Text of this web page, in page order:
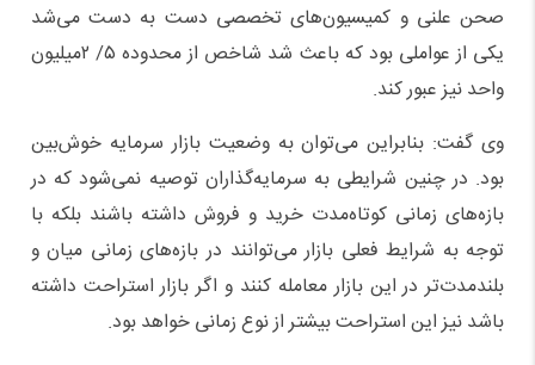
صحن علنی و کمیسیون‌های تخصصی دست به دست می‌شد
یکی از عواملی بود که باعث شد شاخص از محدوده ۵/ ۲میلیون
واحد نیز عبور کند.
وی گفت: بنابراین می‌توان به وضعیت بازار سرمایه خوش‌بین
بود. در چنین شرایطی به سرمایه‌گذاران توصیه نمی‌شود که در
بازه‌های زمانی کوتاه‌مدت خرید و فروش داشته باشند بلکه با
توجه به شرایط فعلی بازار می‌توانند در بازه‌های زمانی میان و
بلند‌مدت‌تر در این بازار معامله کنند و اگر بازار استراحت داشته
باشد نیز این استراحت بیشتر از نوع زمانی خواهد بود.